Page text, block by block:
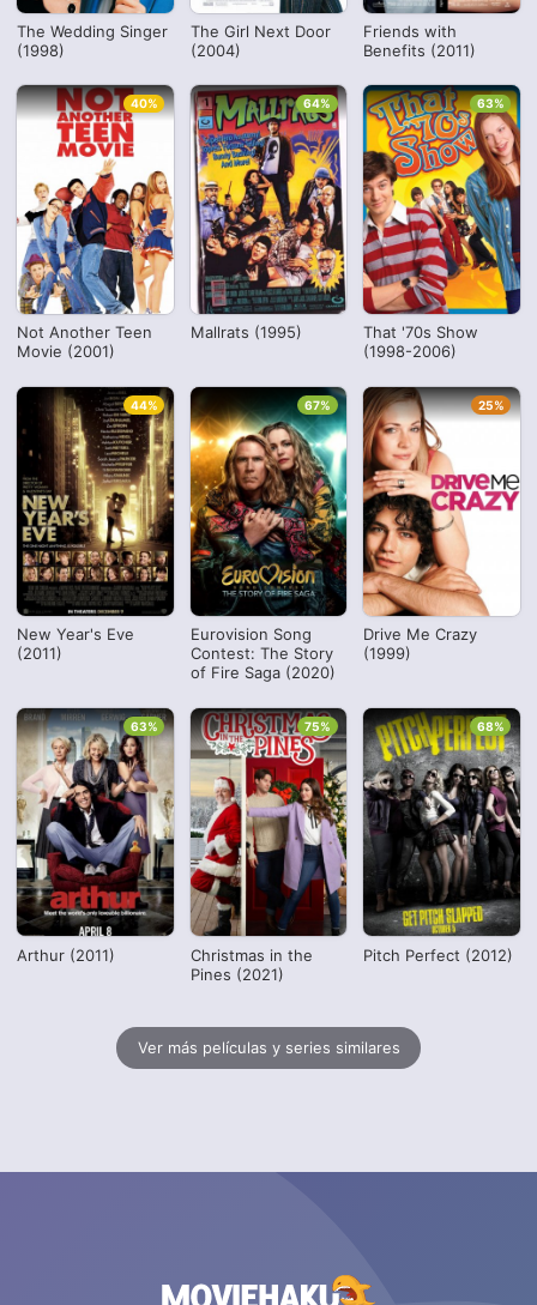
The Wedding Singer
(1998)
The Girl Next Door
(2004)
Friends with
Benefits (2011)
Not Another Teen
Movie (2001)
40%
Mallrats (1995)
64%
That '70s Show
(1998-2006)
63%
New Year's Eve
(2011)
44%
Eurovision Song
Contest: The Story
of Fire Saga (2020)
67%
Drive Me Crazy
(1999)
25%
Arthur (2011)
63%
Christmas in the
Pines (2021)
75%
Pitch Perfect (2012)
68%
Ver más películas y series similares